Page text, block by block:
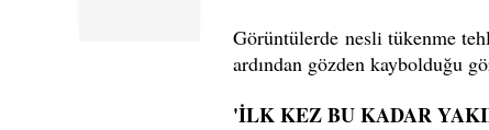
Görüntülerde nesli tükenme
ardından gözden kaybolduğu
'İLK KEZ BU KADAR